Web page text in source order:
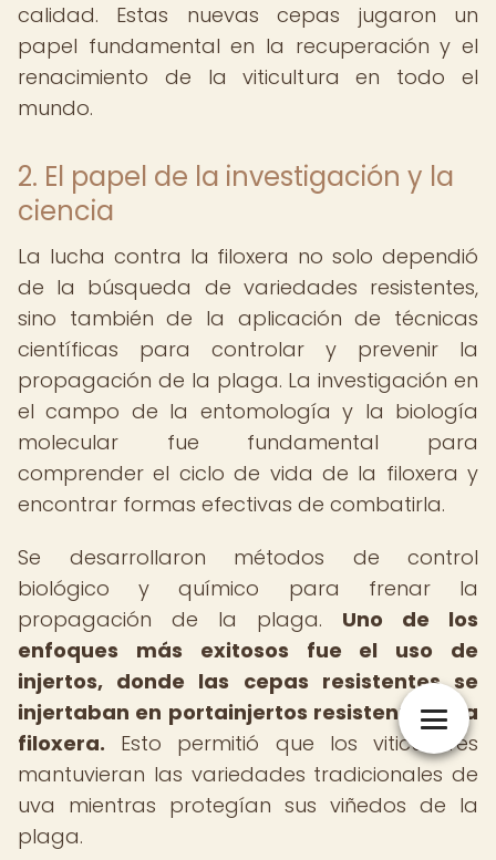
calidad. Estas nuevas cepas jugaron un
papel fundamental en la recuperación y el
renacimiento de la viticultura en todo el
mundo.
2. El papel de la investigación y la
ciencia
La lucha contra la filoxera no solo dependió
de la búsqueda de variedades resistentes,
sino también de la aplicación de técnicas
científicas para controlar y prevenir la
propagación de la plaga. La investigación en
el campo de la entomología y la biología
molecular fue fundamental para
comprender el ciclo de vida de la filoxera y
encontrar formas efectivas de combatirla.
Se desarrollaron métodos de control
biológico y químico para frenar la
propagación de la plaga. Uno de los
enfoques más exitosos fue el uso de
injertos, donde las cepas resistentes se
injertaban en portainjertos resistentes a la
filoxera. Esto permitió que los viticultores
mantuvieran las variedades tradicionales de
uva mientras protegían sus viñedos de la
plaga.